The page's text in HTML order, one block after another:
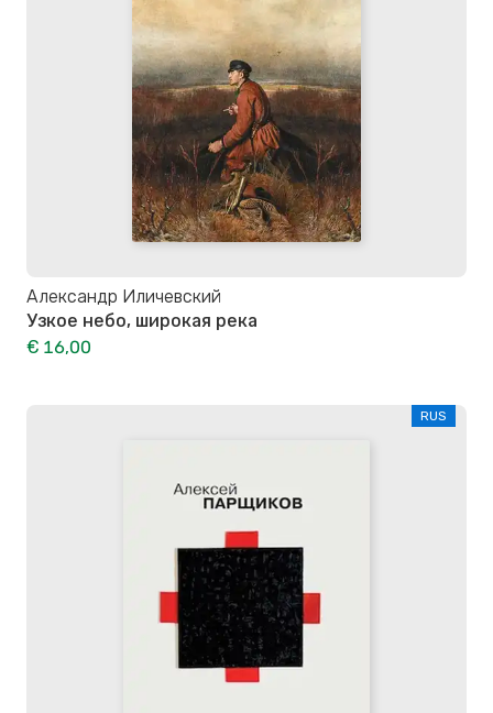
Александр Иличевский
Узкое небо, широкая река
€ 16,00
RUS